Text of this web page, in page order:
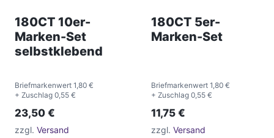
180CT 10er-
Marken-Set
selbstklebend
Briefmarkenwert 1,80 €
+ Zuschlag 0,55 €
23,50 €
zzgl. Versand
180CT 5er-
Marken-Set
Briefmarkenwert 1,80 €
+ Zuschlag 0,55 €
11,75 €
zzgl. Versand